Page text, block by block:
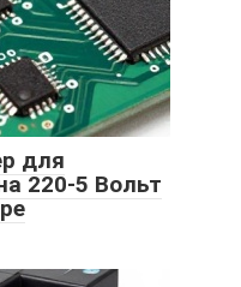
для
220-5 Вольт